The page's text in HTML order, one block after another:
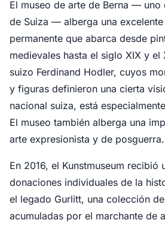
El museo de arte de Berna — uno
de Suiza — alberga una
permanente que abarca desde
medievales hasta el siglo XIX y el
suizo Ferdinand Hodler, cuyos
y figuras definieron una cierta
nacional suiza, está
El museo también alberga una
arte expresionista y de posguerra.
En 2016, el Kunstmuseum recibió
donaciones individuales de la
el legado Gurlitt, una colección
acumuladas por el marchante de